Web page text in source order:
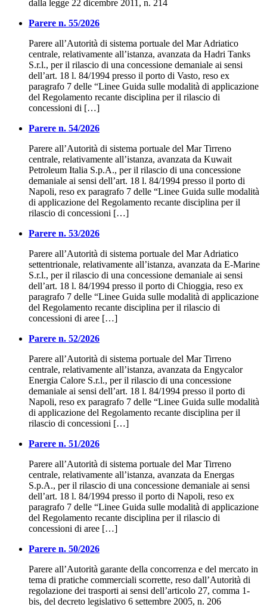
dalla legge 22 dicembre 2011, n. 214
Parere n. 55/2026
Parere all’Autorità di sistema portuale del Mar Adriatico
centrale, relativamente all’istanza, avanzata da Hadri Tanks
S.r.l., per il rilascio di una concessione demaniale ai sensi
dell’art. 18 l. 84/1994 presso il porto di Vasto, reso ex
paragrafo 7 delle “Linee Guida sulle modalità di applicazione
del Regolamento recante disciplina per il rilascio di
concessioni di […]
Parere n. 54/2026
Parere all’Autorità di sistema portuale del Mar Tirreno
centrale, relativamente all’istanza, avanzata da Kuwait
Petroleum Italia S.p.A., per il rilascio di una concessione
demaniale ai sensi dell’art. 18 l. 84/1994 presso il porto di
Napoli, reso ex paragrafo 7 delle “Linee Guida sulle modalità
di applicazione del Regolamento recante disciplina per il
rilascio di concessioni […]
Parere n. 53/2026
Parere all’Autorità di sistema portuale del Mar Adriatico
settentrionale, relativamente all’istanza, avanzata da E-Marine
S.r.l., per il rilascio di una concessione demaniale ai sensi
dell’art. 18 l. 84/1994 presso il porto di Chioggia, reso ex
paragrafo 7 delle “Linee Guida sulle modalità di applicazione
del Regolamento recante disciplina per il rilascio di
concessioni di aree […]
Parere n. 52/2026
Parere all’Autorità di sistema portuale del Mar Tirreno
centrale, relativamente all’istanza, avanzata da Engycalor
Energia Calore S.r.l., per il rilascio di una concessione
demaniale ai sensi dell’art. 18 l. 84/1994 presso il porto di
Napoli, reso ex paragrafo 7 delle “Linee Guida sulle modalità
di applicazione del Regolamento recante disciplina per il
rilascio di concessioni […]
Parere n. 51/2026
Parere all’Autorità di sistema portuale del Mar Tirreno
centrale, relativamente all’istanza, avanzata da Energas
S.p.A., per il rilascio di una concessione demaniale ai sensi
dell’art. 18 l. 84/1994 presso il porto di Napoli, reso ex
paragrafo 7 delle “Linee Guida sulle modalità di applicazione
del Regolamento recante disciplina per il rilascio di
concessioni di aree […]
Parere n. 50/2026
Parere all’Autorità garante della concorrenza e del mercato in
tema di pratiche commerciali scorrette, reso dall’Autorità di
regolazione dei trasporti ai sensi dell’articolo 27, comma 1-
bis, del decreto legislativo 6 settembre 2005, n. 206